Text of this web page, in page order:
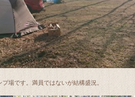
場です。満員ではないが結構盛況。